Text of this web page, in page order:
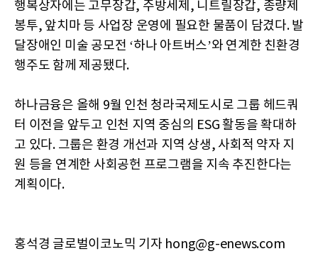
행복상자에는 고무장갑, 주방세제, 니트릴장갑, 종량제
봉투, 앞치마 등 사업장 운영에 필요한 물품이 담겼다. 발
달장애인 미술 공모전 ‘하나 아트버스’와 연계한 친환경
행주도 함께 제공됐다.
하나금융은 올해 9월 인천 청라국제도시로 그룹 헤드쿼
터 이전을 앞두고 인천 지역 중심의 ESG 활동을 확대하
고 있다. 그룹은 환경 개선과 지역 상생, 사회적 약자 지
원 등을 연계한 사회공헌 프로그램을 지속 추진한다는
계획이다.
홍석경 글로벌이코노믹 기자 hong@g-enews.com